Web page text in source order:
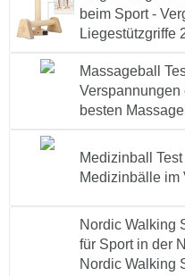
beim Sport -
Liegestützgriffe
Massageball
Verspannungen
besten
Medizinball
Medizinbälle im
Nordic Walking
für Sport in der
Nordic Walking